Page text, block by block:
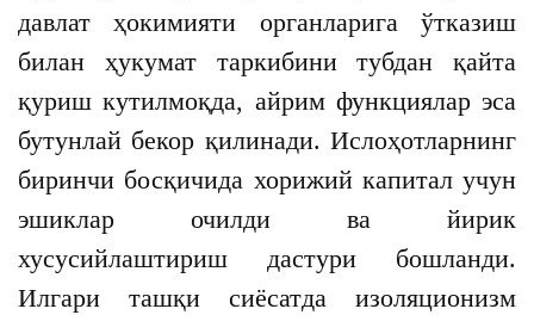
давлат ҳокимияти органларига ўтказиш
билан ҳукумат таркибини тубдан қайта
қуриш кутилмоқда, айрим функциялар эса
бутунлай бекор қилинади. Ислоҳотларнинг
биринчи босқичида хорижий капитал учун
эшиклар очилди ва йирик
хусусийлаштириш дастури бошланди.
Илгари ташқи сиёсатда изоляционизм